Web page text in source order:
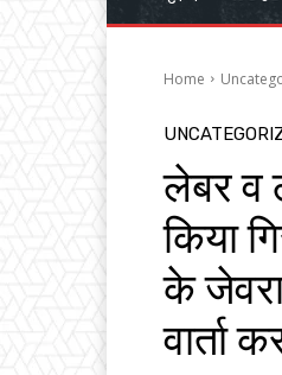
Home
लेबर व
किया
के
वार्ता